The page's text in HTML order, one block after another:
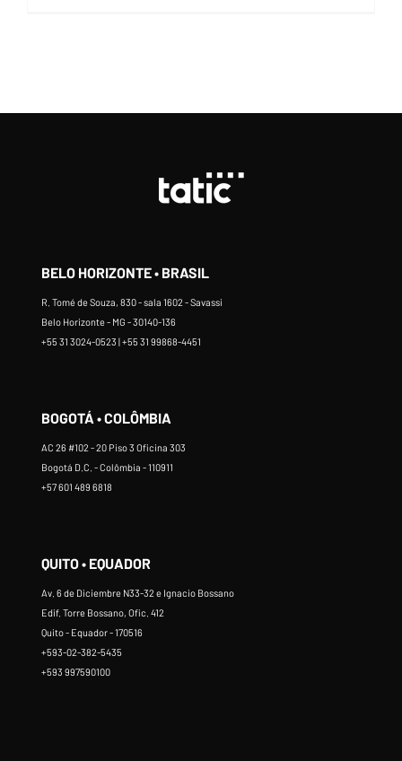
BELO HORIZONTE • BRASIL
R. Tomé de Souza, 830 - sala 1602 - Savassi
Belo Horizonte - MG - 30140-136
+55 31 3024-0523 | +55 31 99868-4451
BOGOTÁ • COLÔMBIA
AC 26 #102 - 20 Piso 3 Oficina 303
Bogotá D.C. - Colômbia - 110911
+57 601 489 6818
QUITO • EQUADOR
Av. 6 de Diciembre N33-32 e Ignacio Bossano
Edif. Torre Bossano, Ofic. 412
Quito - Equador - 170516
+593-02-382-5435
+593 997590100